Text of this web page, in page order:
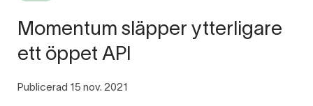
Momentum släpper ytterligare
ett öppet API
Publicerad 15 nov. 2021